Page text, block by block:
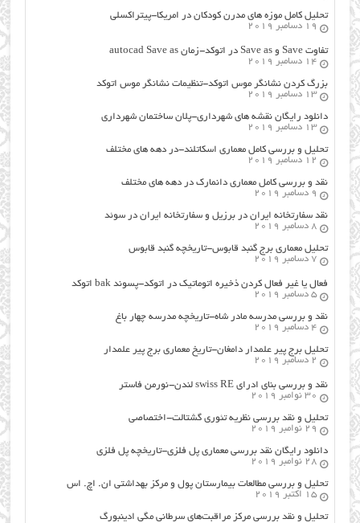
تحلیل کامل موزه های مدرن کودکان در امریکا-پیتراکسلی
19 دسامبر 2019
تفاوت Save و Save as در اتوکد-زمان autocad Save as
14 دسامبر 2019
بزرگ کردن نشانگر موس اتوکد-تنظیمات نشانگر موس اتوکد
13 دسامبر 2019
دانلود رایگان نقشه های شهرداری-پلان ساختمان شهرداری
13 دسامبر 2019
تحلیل و بررسی کامل معماری اسکاتلند-در دهه های مختلف
12 دسامبر 2019
نقد و بررسی کامل معماری دانمارک در دهه های مختلف
9 دسامبر 2019
نقد سفارتخانه ایران در برزیل و سفارتخانه ایران در سوئد
8 دسامبر 2019
تحلیل معماری برج گنبد قابوس-تاریخچه گنبد قابوس
7 دسامبر 2019
فعال یا غیر فعال کردن ذخیره اتوماتیک در اتوکد-پسوند bak اتوکد
5 دسامبر 2019
نقد و بررسی مدرسه مادر شاه-تاریخچه مدرسه چهار باغ
4 دسامبر 2019
تحلیل برج پیر علمدار دامغان-تاریخ معماری برج پیر علمدار
2 دسامبر 2019
نقد و بررسی بنای ادرای swiss RE لندن-نورمن فاستر
30 نوامبر 2019
تحلیل و نقد بررسی نظریه تئوری گشتالت-اختصاصی
29 نوامبر 2019
دانلود رایگان نقد بررسی معماری پل فلزی-تاریخچه پل فلزی
28 نوامبر 2019
تحلیل و بررسی مطالعات بیمارستان پول و مرکز بهداشتی ان. اچ. اس
15 اکتبر 2019
تحلیل و نقد بررسی مرکز مراقبت‌های سرطانی مگی ادینبورگ